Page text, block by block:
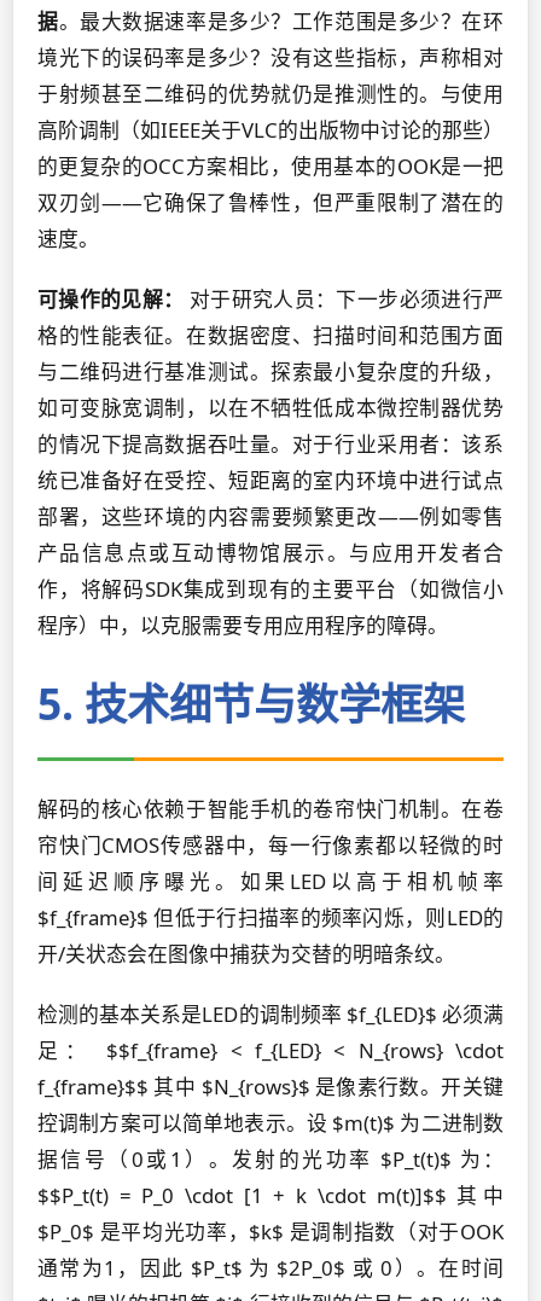
据。最大数据速率是多少？工作范围是多少？在环
境光下的误码率是多少？没有这些指标，声称相对
于射频甚至二维码的优势就仍是推测性的。与使用
高阶调制（如IEEE关于VLC的出版物中讨论的那些）
的更复杂的OCC方案相比，使用基本的OOK是一把
双刃剑——它确保了鲁棒性，但严重限制了潜在的
速度。
可操作的见解：
对于研究人员：下一步必须进行严
格的性能表征。在数据密度、扫描时间和范围方面
与二维码进行基准测试。探索最小复杂度的升级，
如可变脉宽调制，以在不牺牲低成本微控制器优势
的情况下提高数据吞吐量。对于行业采用者：该系
统已准备好在受控、短距离的室内环境中进行试点
部署，这些环境的内容需要频繁更改——例如零售
产品信息点或互动博物馆展示。与应用开发者合
作，将解码SDK集成到现有的主要平台（如微信小
程序）中，以克服需要专用应用程序的障碍。
5. 技术细节与数学框架
解码的核心依赖于智能手机的卷帘快门机制。在卷
帘快门CMOS传感器中，每一行像素都以轻微的时
间延迟顺序曝光。如果LED以高于相机帧率
$f_{frame}$ 但低于行扫描率的频率闪烁，则LED的
开/关状态会在图像中捕获为交替的明暗条纹。
检测的基本关系是LED的调制频率 $f_{LED}$ 必须满
足： $$f_{frame} < f_{LED} < N_{rows} \cdot
f_{frame}$$ 其中 $N_{rows}$ 是像素行数。开关键
控调制方案可以简单地表示。设 $m(t)$ 为二进制数
据信号（0或1）。发射的光功率 $P_t(t)$ 为：
$$P_t(t) = P_0 \cdot [1 + k \cdot m(t)]$$ 其中
$P_0$ 是平均光功率，$k$ 是调制指数（对于OOK
通常为1，因此 $P_t$ 为 $2P_0$ 或 0）。在时间